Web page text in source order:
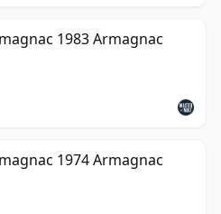
1983 Armagnac
1974 Armagnac